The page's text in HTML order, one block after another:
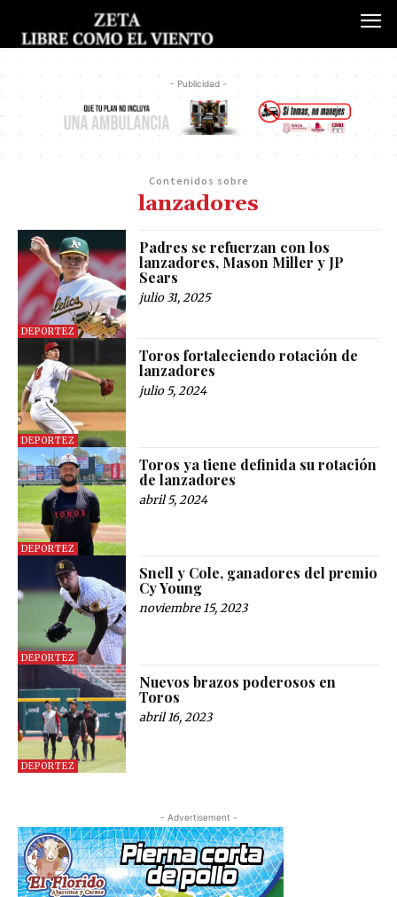
- Publicidad -
Contenidos sobre
lanzadores
DEPORTEZ
Padres se refuerzan con los
lanzadores, Mason Miller y JP
Sears
julio 31, 2025
DEPORTEZ
Toros fortaleciendo rotación de
lanzadores
julio 5, 2024
DEPORTEZ
Toros ya tiene definida su rotación
de lanzadores
abril 5, 2024
DEPORTEZ
Snell y Cole, ganadores del premio
Cy Young
noviembre 15, 2023
DEPORTEZ
Nuevos brazos poderosos en
Toros
abril 16, 2023
- Advertisement -